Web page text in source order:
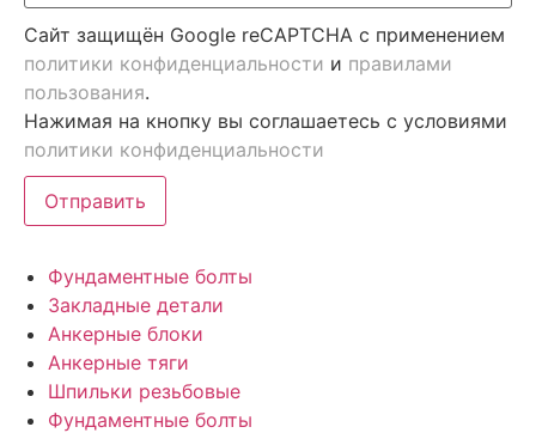
Сайт защищён Google reCAPTCHA с применением
политики конфиденциальности и правилами
пользования.
Нажимая на кнопку вы соглашаетесь с условиями
политики конфиденциальности
Отправить
Фундаментные болты
Закладные детали
Анкерные блоки
Анкерные тяги
Шпильки резьбовые
Фундаментные болты